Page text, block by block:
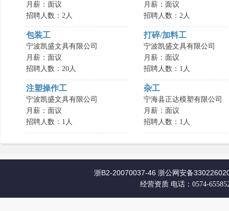
月薪：面议
招聘人数：2人
月薪：面议
招聘人数：2人
包装工
宁波凯盛文具有限公司
月薪：面议
招聘人数：20人
打碎/加料工
宁波凯盛文具有限公司
月薪：面议
招聘人数：1人
注塑操作工
宁波凯盛文具有限公司
月薪：面议
招聘人数：1人
杂工
宁海县正达模塑有限公司
月薪：面议
招聘人数：1人
浙B2-20070037-46 浙公网安备
经营资质 电话：0574-